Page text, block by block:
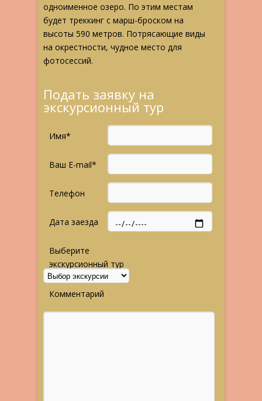
одноименное озеро. По этим местам
будет треккинг с марш-броском на
высоты 590 метров. Потрясающие виды
на окрестности, чудное место для
фотосессий.
Подать заявку на
экскурсионный тур
Имя*
Ваш E-mail*
Телефон
Дата заезда
Выберите
экскурсионный тур
Комментарий